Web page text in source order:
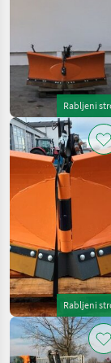
Rabljeni
Rabljeni